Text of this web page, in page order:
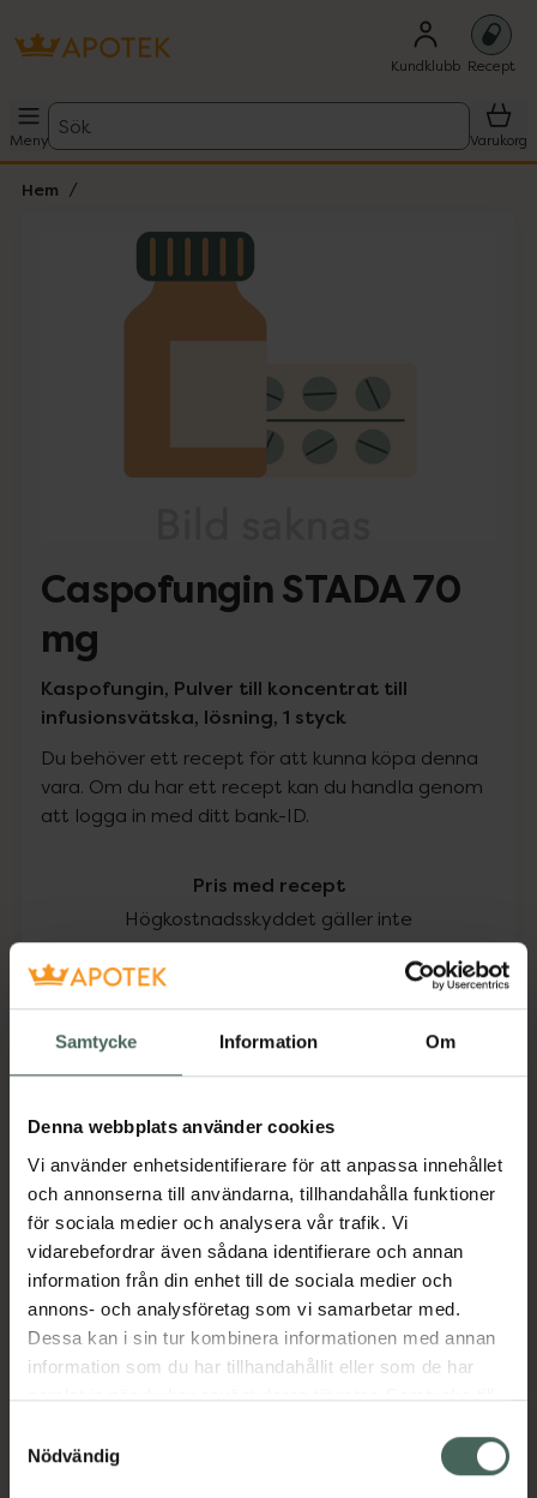
Samtycke Information Om
Denna webbplats använder cookies
Vi använder enhetsidentifierare för att anpassa innehållet
och annonserna till användarna, tillhandahålla funktioner
för sociala medier och analysera vår trafik. Vi
vidarebefordrar även sådana identifierare och annan
information från din enhet till de sociala medier och
annons- och analysföretag som vi samarbetar med.
Dessa kan i sin tur kombinera informationen med annan
information som du har tillhandahållit eller som de har
samlat in när du har använt deras tjänster. Samtycke till
återkalla ditt samtycke via webbplatsens
cookieinställningar. Ett återkallat samtycke påverkar inte
Nödvändig
Kundklubb Recept
Meny
Sök
Varukorg
Hem
Lista: . Innehåller 1 objekt.
Caspofungin STADA 70
mg
Kaspofungin, Pulver till koncentrat till
infusionsvätska, lösning, 1 styck
Du behöver ett recept för att kunna köpa denna
vara. Om du har ett recept kan du handla genom
att logga in med ditt bank-ID.
Pris med recept
Högkostnadsskyddet gäller inte
765,75 kr
I apotek: 765,75 kr
Aktuella erbjudanden
Beskrivning Dölj
EAN:05703241001038